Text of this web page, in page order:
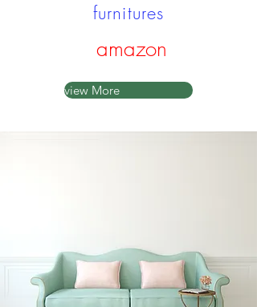
furnitures
amazon
view More